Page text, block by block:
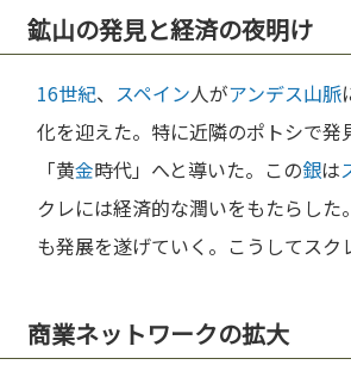
鉱山の発見と経済の夜明け
16世紀、 スペイン人がアンデス山脈
化を迎えた。特に近隣のポトシで発
「黄金時代」へと導いた。この銀は
クレには経済的な潤いをもたらした。
も発展を遂げていく。こうしてスク
商業ネットワークの拡大